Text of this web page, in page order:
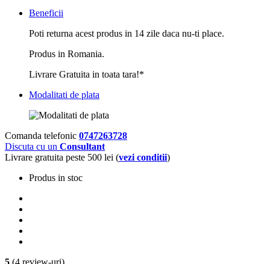
Beneficii
Poti returna acest produs in 14 zile daca nu-ti place.
Produs in Romania.
Livrare Gratuita in toata tara!*
Modalitati de plata
Comanda telefonic 0747263728
Discuta cu un Consultant
Livrare gratuita peste 500 lei (vezi conditii)
Produs in stoc
5 (4 review-uri)